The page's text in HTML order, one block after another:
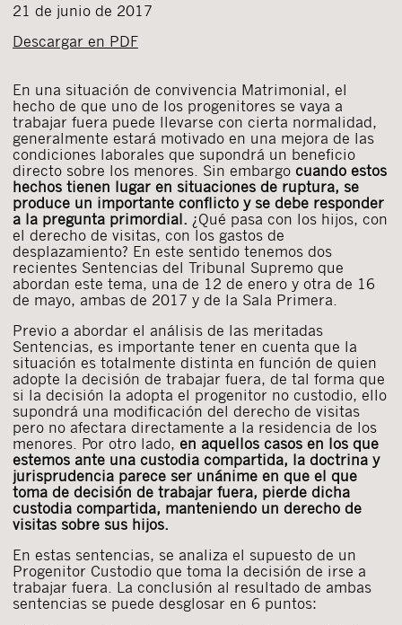
21 de junio de 2017
Descargar en PDF
En una situación de convivencia Matrimonial, el
hecho de que uno de los progenitores se vaya a
trabajar fuera puede llevarse con cierta normalidad,
generalmente estará motivado en una mejora de las
condiciones laborales que supondrá un beneficio
directo sobre los menores. Sin embargo cuando estos
hechos tienen lugar en situaciones de ruptura, se
produce un importante conflicto y se debe responder
a la pregunta primordial. ¿Qué pasa con los hijos, con
el derecho de visitas, con los gastos de
desplazamiento? En este sentido tenemos dos
recientes Sentencias del Tribunal Supremo que
abordan este tema, una de 12 de enero y otra de 16
de mayo, ambas de 2017 y de la Sala Primera.
Previo a abordar el análisis de las meritadas
Sentencias, es importante tener en cuenta que la
situación es totalmente distinta en función de quien
adopte la decisión de trabajar fuera, de tal forma que
si la decisión la adopta el progenitor no custodio, ello
supondrá una modificación del derecho de visitas
pero no afectara directamente a la residencia de los
menores. Por otro lado, en aquellos casos en los que
estemos ante una custodia compartida, la doctrina y
jurisprudencia parece ser unánime en que el que
toma de decisión de trabajar fuera, pierde dicha
custodia compartida, manteniendo un derecho de
visitas sobre sus hijos.
En estas sentencias, se analiza el supuesto de un
Progenitor Custodio que toma la decisión de irse a
trabajar fuera. La conclusión al resultado de ambas
sentencias se puede desglosar en 6 puntos: